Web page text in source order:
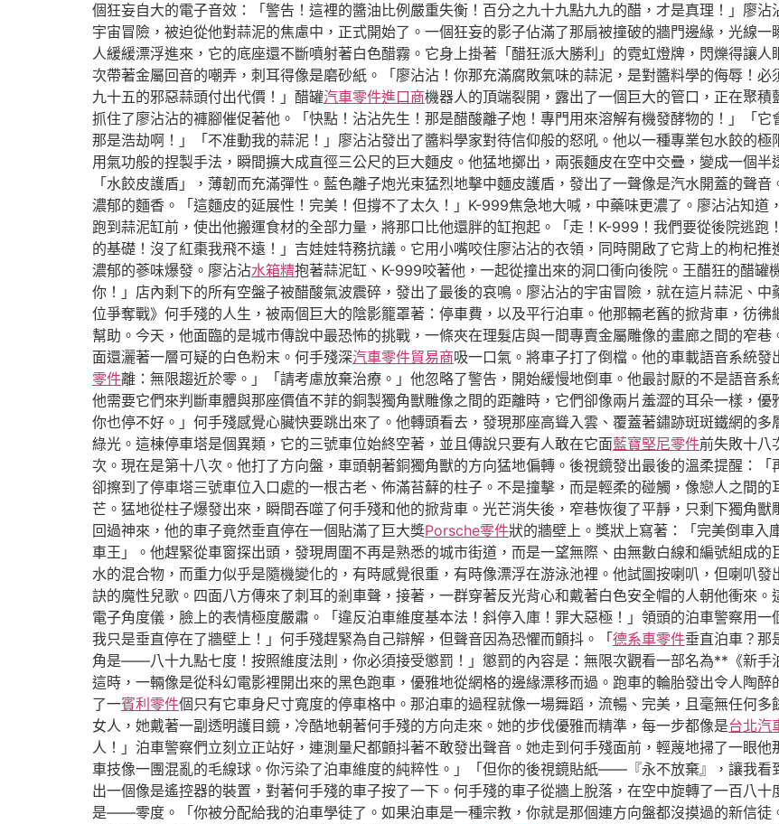
個狂妄自大的電子音效：「警告！這裡的醬油比例嚴重失衡！百分之九十九點九九的醋，才是真理！」廖
宇宙冒險，被迫從他對蒜泥的焦慮中，正式開始了。一個狂妄的影子佔滿了那扇被撞破的牆門邊緣，光線
人緩緩漂浮進來，它的底座還不斷噴射著白色醋霧。它身上掛著「醋狂派大勝利」的霓虹燈牌，閃爍得讓
次帶著金屬回音的嘲弄，刺耳得像是磨砂紙。「廖沾沾！你那充滿腐敗氣味的蒜泥，是對醬料學的侮辱！
九十五的邪惡蒜頭付出代價！」醋罐汽車零件進口商機器人的頂端裂開，露出了一個巨大的管口，正在聚
抓住了廖沾沾的褲腳催促著他。「快點！沾沾先生！那是醋酸離子炮！專門用來溶解有機發酵物的！」「它
那是浩劫啊！」「不准動我的蒜泥！」廖沾沾發出了醬料學家對待信仰般的怒吼。他以一種專業包水餃的
用氣功般的捏製手法，瞬間擴大成直徑三公尺的巨大麵皮。他猛地擲出，兩張麵皮在空中交疊，變成一個
「水餃皮護盾」，薄韌而充滿彈性。藍色離子炮光束猛烈地擊中麵皮護盾，發出了一聲像是汽水開蓋的聲
濃郁的麵香。「這麵皮的延展性！完美！但撐不了太久！」K-999焦急地大喊，中藥味更濃了。廖沾沾知
跑到蒜泥缸前，使出他搬運食材的全部力量，將那口比他還胖的缸抱起。「走！K-999！我們要從後院逃跑
的基礎！沒了紅棗我飛不遠！」吉娃娃特務抗議。它用小嘴咬住廖沾沾的衣領，同時開啟了它背上的枸杞
濃郁的蔘味爆發。廖沾沾水箱精抱著蒜泥缸、K-999咬著他，一起從撞出來的洞口衝向後院。王醋狂的醋罐
你！」店內剩下的所有空盤子被醋酸氣波震碎，發出了最後的哀鳴。廖沾沾的宇宙冒險，就在這片蒜泥、
位爭奪戰》何手殘的人生，被兩個巨大的陰影籠罩著：停車費，以及平行泊車。他那輛老舊的掀背車，彷
幫助。今天，他面臨的是城市傳說中最恐怖的挑戰，一條夾在理髮店與一間專賣金屬雕像的畫廊之間的窄
面還灑著一層可疑的白色粉末。何手殘深汽車零件貿易商吸一口氣。將車子打了倒檔。他的車載語音系統
零件離：無限趨近於零。」「請考慮放棄治療。」他忽略了警告，開始緩慢地倒車。他最討厭的不是語音
他需要它們來判斷車體與那座價值不菲的銅製獨角獸雕像之間的距離時，它們卻像兩片羞澀的耳朵一樣，
你也停不好。」何手殘感覺心臟快要跳出來了。他轉頭看去，發現那座高聳入雲、覆蓋著鏽跡斑斑鐵網的
綠光。這棟停車塔是個異類，它的三號車位始終空著，並且傳說只要有人敢在它面藍寶堅尼零件前失敗十八
次。現在是第十八次。他打了方向盤，車頭朝著銅獨角獸的方向猛地偏轉。後視鏡發出最後的溫柔提醒：
卻擦到了停車塔三號車位入口處的一根古老、佈滿苔蘚的柱子。不是撞擊，而是輕柔的碰觸，像戀人之間
芒。猛地從柱子爆發出來，瞬間吞噬了何手殘和他的掀背車。光芒消失後，窄巷恢復了平靜，只剩下獨角
回過神來，他的車子竟然垂直停在一個貼滿了巨大獎Porsche零件狀的牆壁上。獎狀上寫著：「完美倒車
車王」。他趕緊從車窗探出頭，發現周圍不再是熟悉的城市街道，而是一望無際、由無數白線和編號組成
水的混合物，而重力似乎是隨機變化的，有時感覺很重，有時像漂浮在游泳池裡。他試圖按喇叭，但喇叭
訣的魔性兒歌。四面八方傳來了刺耳的剎車聲，接著，一群穿著反光背心和戴著白色安全帽的人朝他衝來
電子角度儀，臉上的表情極度嚴肅。「違反泊車維度基本法！斜停入庫！罪大惡極！」領頭的泊車警察用
我只是垂直停在了牆壁上！」何手殘趕緊為自己辯解，但聲音因為恐懼而顫抖。「 德系車零件垂直泊車？那
角是——八十九點七度！按照維度法則，你必須接受懲罰！」懲罰的內容是：無限次觀看一部名為**《新手
這時，一輛像是從科幻電影裡開出來的黑色跑車，優雅地從網格的邊緣漂移而過。跑車的輪胎發出令人陶
了一賓利零件個只有它車身尺寸寬度的停車格中。那泊車的過程就像一場舞蹈，流暢、完美，且毫無任何
女人，她戴著一副透明護目鏡，冷酷地朝著何手殘的方向走來。她的步伐優雅而精準，每一步都像是台北汽
人！」泊車警察們立刻立正站好，連測量尺都顫抖著不敢發出聲音。她走到何手殘面前，輕蔑地掃了一眼
車技像一團混亂的毛線球。你污染了泊車維度的純粹性。」「但你的後視鏡貼紙——『永不放棄』，讓我看
出一個像是遙控器的裝置，對著何手殘的車子按了一下。何手殘的車子從牆上脫落，在空中旋轉了一百八
是——零度。「你被分配給我的泊車學徒了。如果泊車是一種宗教，你就是那個連方向盤都沒摸過的新信